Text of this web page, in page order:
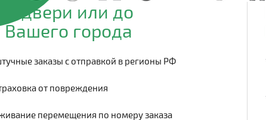
двери или до
города
заказы с отправкой в регионы РФ
от повреждения
перемещения по номеру заказа